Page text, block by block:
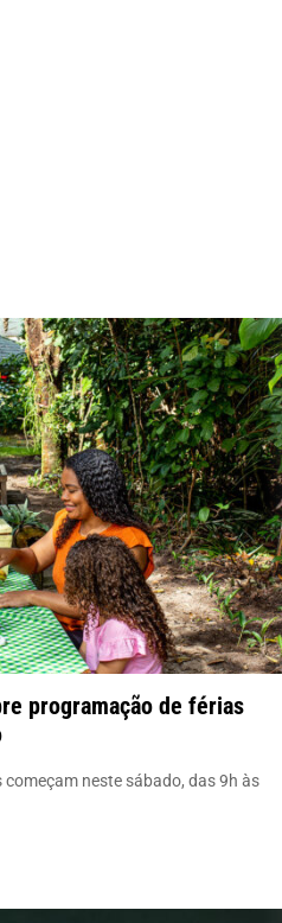
programação de férias
neste sábado, das 9h às